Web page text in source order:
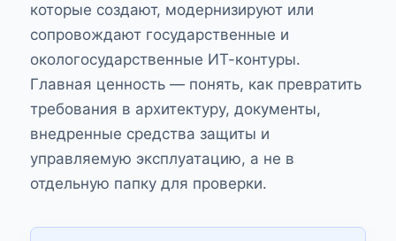
которые создают, модернизируют или
сопровождают государственные и
окологосударственные ИТ-контуры.
Главная ценность — понять, как превратить
требования в архитектуру, документы,
внедренные средства защиты и
управляемую эксплуатацию, а не в
отдельную папку для проверки.